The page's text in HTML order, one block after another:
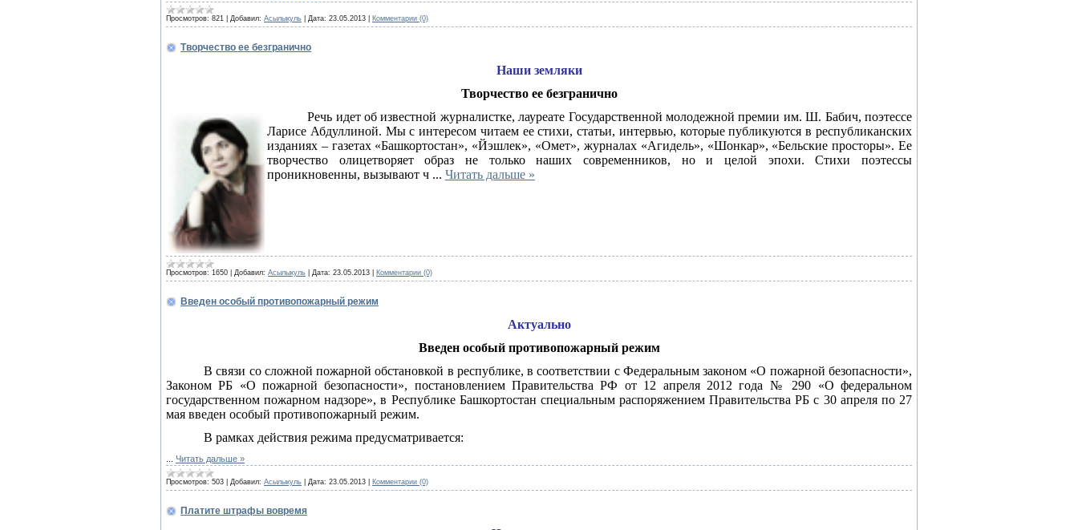
Просмотров: 821 Добавил: Асылыкуль Дата: 23.05.2013 Комментарии (0)
Творчество ее безгранично
Наши земляки
Творчество ее безгранично
Речь идет об известной журналистке, лауреате Государственной молодежной премии им. Ш. Бабич, поэтессе
Ларисе Абдуллиной. Мы с интересом читаем ее стихи, статьи, интервью, которые публикуются в республиканских
изданиях – газетах «Башкортостан», «Йэшлек», «Омет», журналах «Агидель», «Шонкар», «Бельские просторы». Ее
творчество олицетворяет образ не только наших современников, но и целой эпохи. Стихи поэтессы
проникновенны, вызывают ч ... Читать дальше »
Просмотров: 1650 Добавил: Асылыкуль Дата: 23.05.2013 Комментарии (0)
Введен особый противопожарный режим
Актуально
Введен особый противопожарный режим
В связи со сложной пожарной обстановкой в республике, в соответствии с Федеральным законом «О пожарной безопасности»,
Законом РБ «О пожарной безопасности», постановлением Правительства РФ от 12 апреля 2012 года № 290 «О федеральном
государственном пожарном надзоре», в Республике Башкортостан специальным распоряжением Правительства РБ с 30 апреля по 27
мая введен особый противопожарный режим.
В рамках действия режима предусматривается:
Читать дальше »
Просмотров: 503 Добавил: Асылыкуль Дата: 23.05.2013 Комментарии (0)
Платите штрафы вовремя